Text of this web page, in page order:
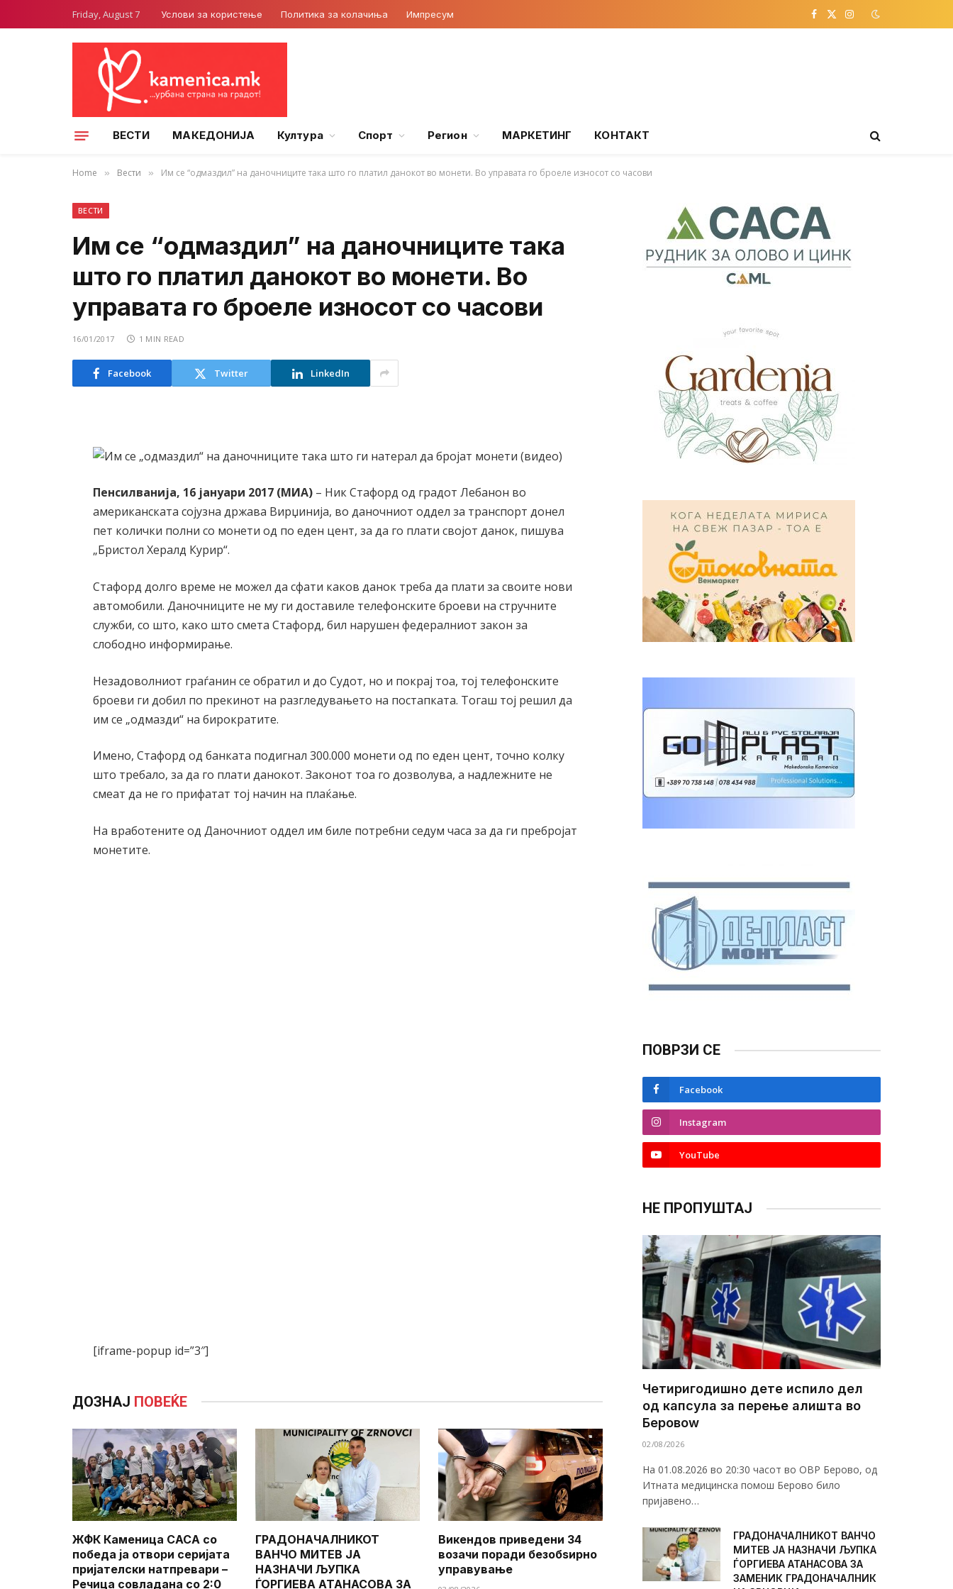
Friday, August 7 Услови за користење Политика за колачиња Импресум Facebook
X
Instagram
ВЕСТИ МАКЕДОНИЈА Култура Спорт Регион МАРКЕТИНГ КОНТАКТ
Home » Вести » Им се “одмаздил” на даночниците така што го платил данокот во монети. Во управата го броеле износот со часови
ВЕСТИ
Им се “одмаздил” на даночниците така
што го платил данокот во монети. Во
управата го броеле износот со часови
16/01/2017 1 MIN READ
Facebook Twitter LinkedIn
Пенсилванија, 16 јануари 2017 (МИА) – Ник Стафорд од градот Лебанон во
американската сојузна држава Вирџинија, во даночниот оддел за транспорт донел
пет колички полни со монети од по еден цент, за да го плати својот данок, пишува
„Бристол Хералд Курир“.
Стафорд долго време не можел да сфати каков данок треба да плати за своите нови
автомобили. Даночниците не му ги доставиле телефонските броеви на стручните
служби, со што, како што смета Стафорд, бил нарушен федералниот закон за
слободно информирање.
Незадоволниот граѓанин се обратил и до Судот, но и покрај тоа, тој телефонските
броеви ги добил по прекинот на разгледувањето на постапката. Тогаш тој решил да
им се „одмазди“ на бирократите.
Имено, Стафорд од банката подигнал 300.000 монети од по еден цент, точно колку
што требало, за да го плати данокот. Законот тоа го дозволува, а надлежните не
смеат да не го прифатат тој начин на плаќање.
На вработените од Даночниот оддел им биле потребни седум часа за да ги пребројат
монетите.
[iframe-popup id=”3″]
ДОЗНАЈ ПОВЕЌЕ
ЖФК Каменица САСА со
победа ја отвори серијата
пријателски натпревари –
Речица совладана со 2:0
ГРАДОНАЧАЛНИКОТ
ВАНЧО МИТЕВ ЈА
НАЗНАЧИ ЉУПКА
ЃОРГИЕВА АТАНАСОВА ЗА
Викендов приведени 34
возачи поради безобѕирно
управување
ПОВРЗИ СЕ
Facebook
Instagram
YouTube
НЕ ПРОПУШТАЈ
Четиригодишно дете испило дел
од капсула за перење алишта во
Беровоw
02/08/2026
На 01.08.2026 во 20:30 часот во ОВР Берово, од
Итната медицинска помош Берово било
пријавено…
ГРАДОНАЧАЛНИКОТ ВАНЧО
МИТЕВ ЈА НАЗНАЧИ ЉУПКА
ЃОРГИЕВА АТАНАСОВА ЗА
ЗАМЕНИК ГРАДОНАЧАЛНИК